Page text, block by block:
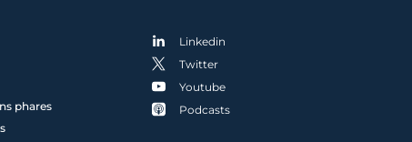
phares
Linkedin
Twitter
Youtube
Podcasts